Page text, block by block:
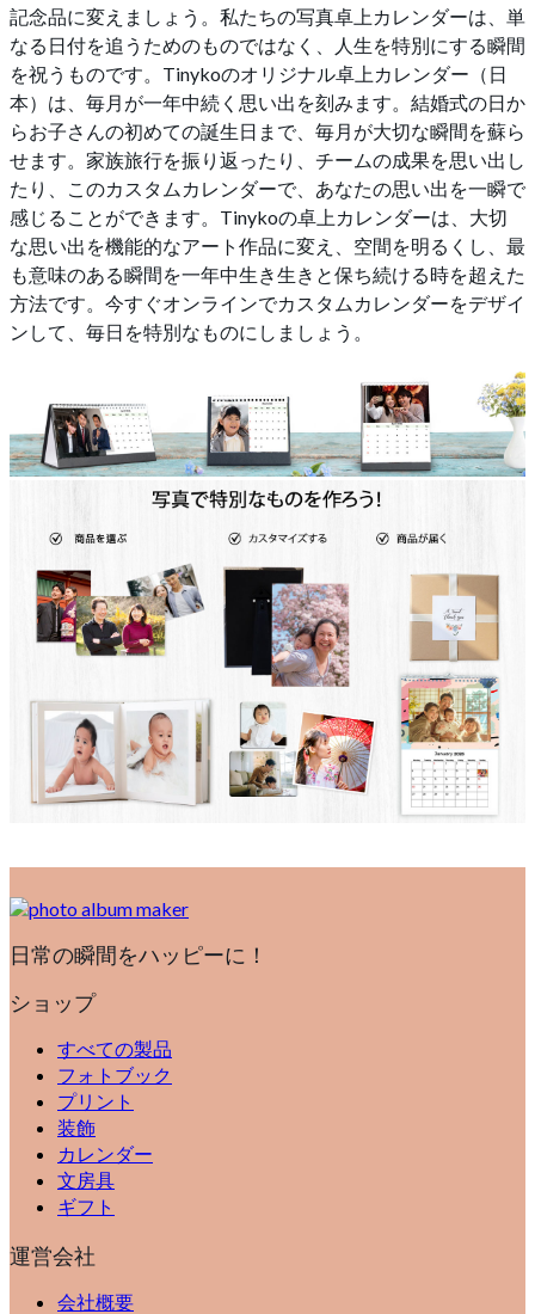
記念品に変えましょう。私たちの写真卓上カレンダーは、単
なる日付を追うためのものではなく、人生を特別にする瞬間
を祝うものです。Tinykoのオリジナル卓上カレンダー（日
本）は、毎月が一年中続く思い出を刻みます。結婚式の日か
らお子さんの初めての誕生日まで、毎月が大切な瞬間を蘇ら
せます。家族旅行を振り返ったり、チームの成果を思い出し
たり、このカスタムカレンダーで、あなたの思い出を一瞬で
感じることができます。Tinykoの卓上カレンダーは、大切
な思い出を機能的なアート作品に変え、空間を明るくし、最
も意味のある瞬間を一年中生き生きと保ち続ける時を超えた
方法です。今すぐオンラインでカスタムカレンダーをデザイ
ンして、毎日を特別なものにしましょう。
日常の瞬間をハッピーに！
ショップ
すべての製品
フォトブック
プリント
装飾
カレンダー
文房具
ギフト
運営会社
会社概要